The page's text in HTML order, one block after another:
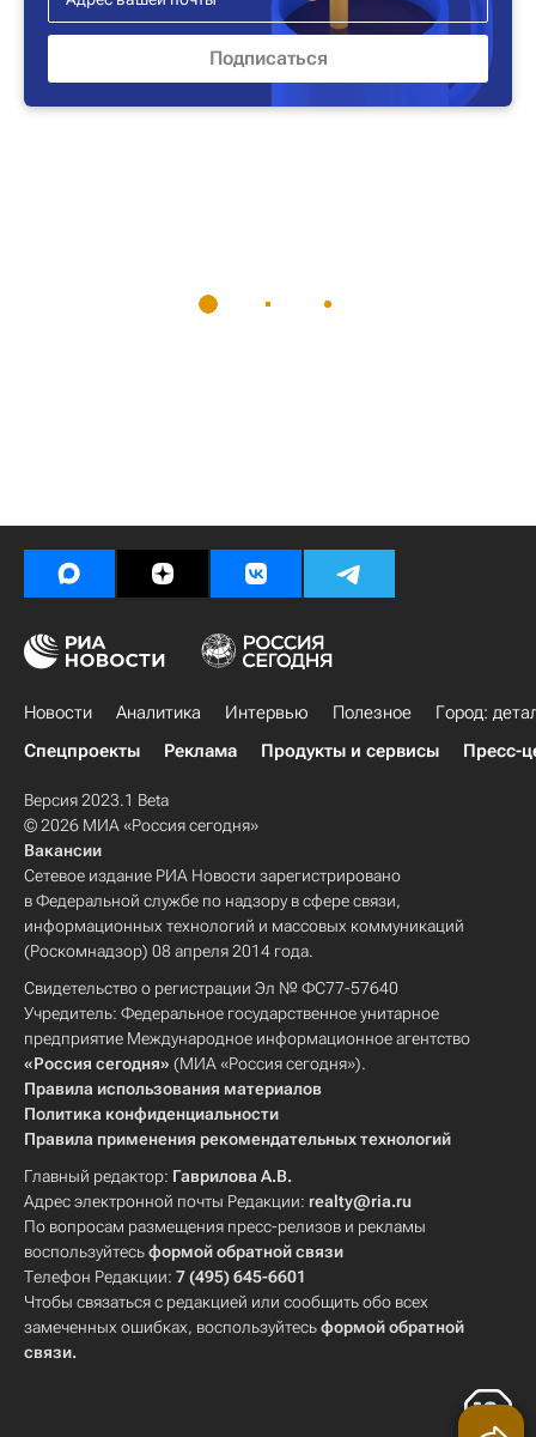
Новости Аналитика Интервью Полезное
Город:
Спецпроекты
Реклама Продукты и сервисы Пресс-
Версия 2023.1 Beta
© 2026 МИА «Россия сегодня»
Вакансии
Сетевое издание РИА Новости зарегистрировано
в Федеральной службе по надзору в сфере связи,
информационных технологий и массовых коммуникаций
(Роскомнадзор) 08 апреля 2014 года.
Свидетельство о регистрации Эл № ФС77-57640
Учредитель: Федеральное государственное унитарное
предприятие Международное информационное агентство
«Россия сегодня» (МИА «Россия сегодня»).
Правила использования материалов
Политика конфиденциальности
Правила применения рекомендательных технологий
Главный редактор: Гаврилова А.В.
Адрес электронной почты Редакции: realty@ria.ru
По вопросам размещения пресс-релизов и рекламы
воспользуйтесьформой обратной связи
Телефон Редакции: 7 (495) 645-6601
Чтобы связаться с редакцией или сообщить обо всех
замеченных ошибках, воспользуйтесьформой обратной
связи.